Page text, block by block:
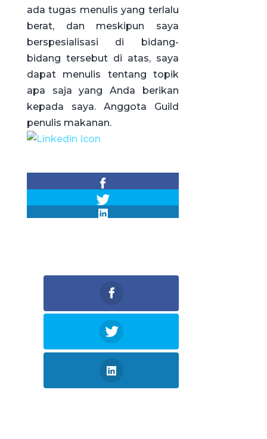
ada tugas menulis yang terlalu
berat, dan meskipun saya
berspesialisasi di bidang-
bidang tersebut di atas, saya
dapat menulis tentang topik
apa saja yang Anda berikan
kepada saya. Anggota Guild
penulis makanan.